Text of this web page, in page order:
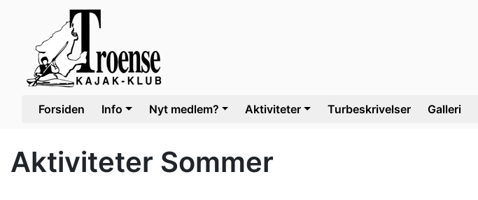
Forsiden Info Nyt medlem? Aktiviteter Turbeskrivelser Galleri
Aktiviteter Sommer